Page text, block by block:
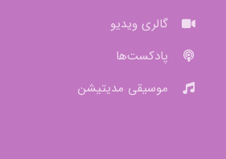
گالری ویدیو
پادکست‌ها
موسیقی مدیتیشن